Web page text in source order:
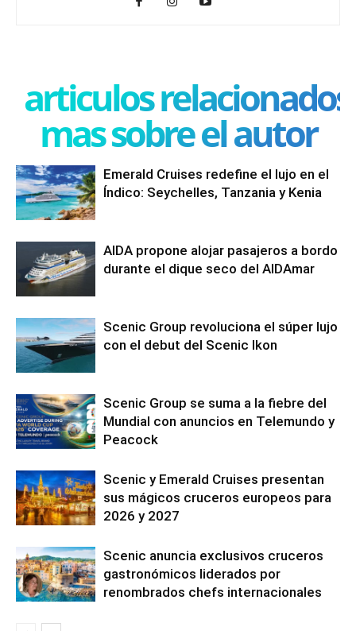
articulos relacionados
mas sobre el autor
Emerald Cruises redefine el lujo en el
Índico: Seychelles, Tanzania y Kenia
AIDA propone alojar pasajeros a bordo
durante el dique seco del AIDAmar
Scenic Group revoluciona el súper lujo
con el debut del Scenic Ikon
Scenic Group se suma a la fiebre del
Mundial con anuncios en Telemundo y
Peacock
Scenic y Emerald Cruises presentan
sus mágicos cruceros europeos para
2026 y 2027
Scenic anuncia exclusivos cruceros
gastronómicos liderados por
renombrados chefs internacionales